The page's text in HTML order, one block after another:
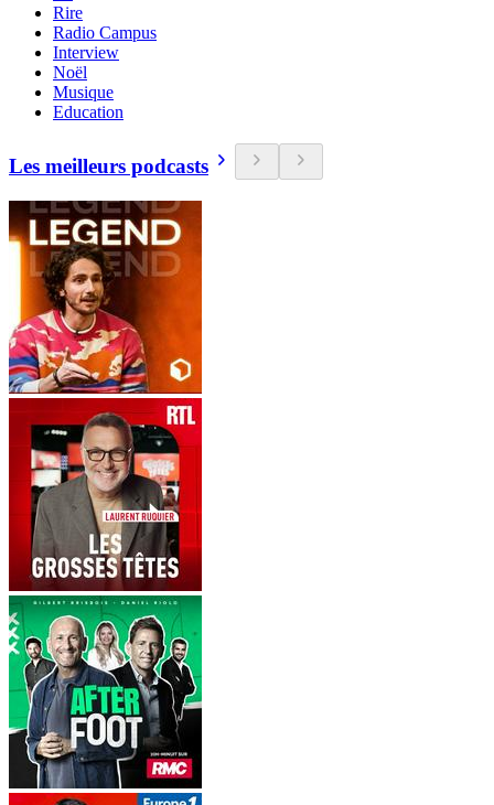
Rire
Radio Campus
Interview
Noël
Musique
Education
Les meilleurs podcasts